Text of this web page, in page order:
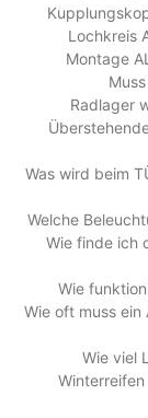
Lochkreis
Montage
Radlager
Was wird beim
Welche
Wie finde ich
Wie
Wie oft muss ein
Wie viel